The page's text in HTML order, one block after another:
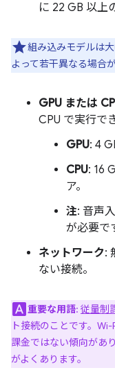
に 22 GB 以上
組み込みモデルは
よって若干異なる場合
GPU または
CPU で実行で
GPU: 4
CPU: 16
ア。
注: 音声
が必要で
ネットワーク:
ない接続。
重要な用語: 従量制
ト接続のことです。
課金ではない傾向があ
がよくあります。